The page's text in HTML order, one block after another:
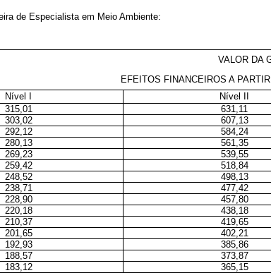
de Especialista em Meio Ambiente:
VALOR DA
EFEITOS FINANCEIROS A
Nível I
Nível II
315,01 631,11
303,02 607,13
292,12 584,24
280,13 561,35
269,23 539,55
259,42 518,84
248,52 498,13
238,71 477,42
228,90 457,80
220,18 438,18
210,37 419,65
201,65 402,21
192,93 385,86
188,57 373,87
183,12 365,15